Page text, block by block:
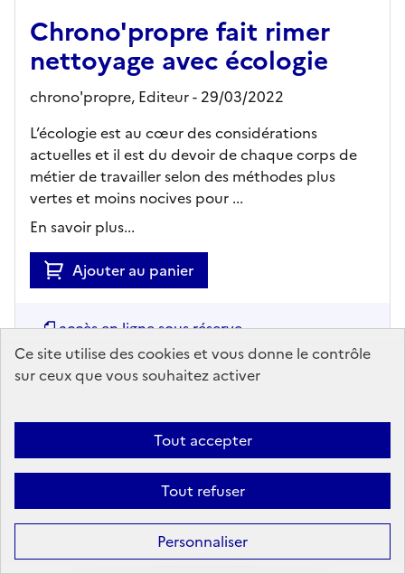
Ce site utilise des cookies et vous donne le contrôle
sur ceux que vous souhaitez activer
Tout accepter
Tout refuser
Personnaliser
Chrono'propre fait rimer
nettoyage avec écologie
chrono'propre, Editeur- 29/03/2022
L’écologie est au cœur des considérations
actuelles et il est du devoir de chaque corps de
métier de travailler selon des méthodes plus
vertes et moins nocives pour ...
En savoir plus...
Ajouter au panier
accès en ligne sous réserve